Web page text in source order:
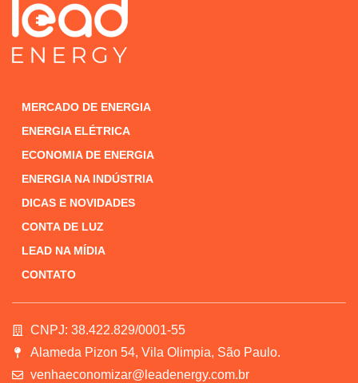
MERCADO DE ENERGIA
ENERGIA ELÉTRICA
ECONOMIA DE ENERGIA
ENERGIA NA INDÚSTRIA
DICAS E NOVIDADES
CONTA DE LUZ
LEAD NA MÍDIA
CONTATO
CNPJ: 38.422.829/0001-55
Alameda Pizon 54, Vila Olimpia, São Paulo.
venhaeconomizar@leadenergy.com.br